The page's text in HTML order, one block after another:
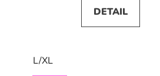
DETAIL
L/XL